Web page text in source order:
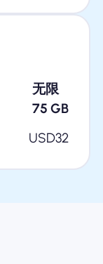
无限
75 GB
USD32